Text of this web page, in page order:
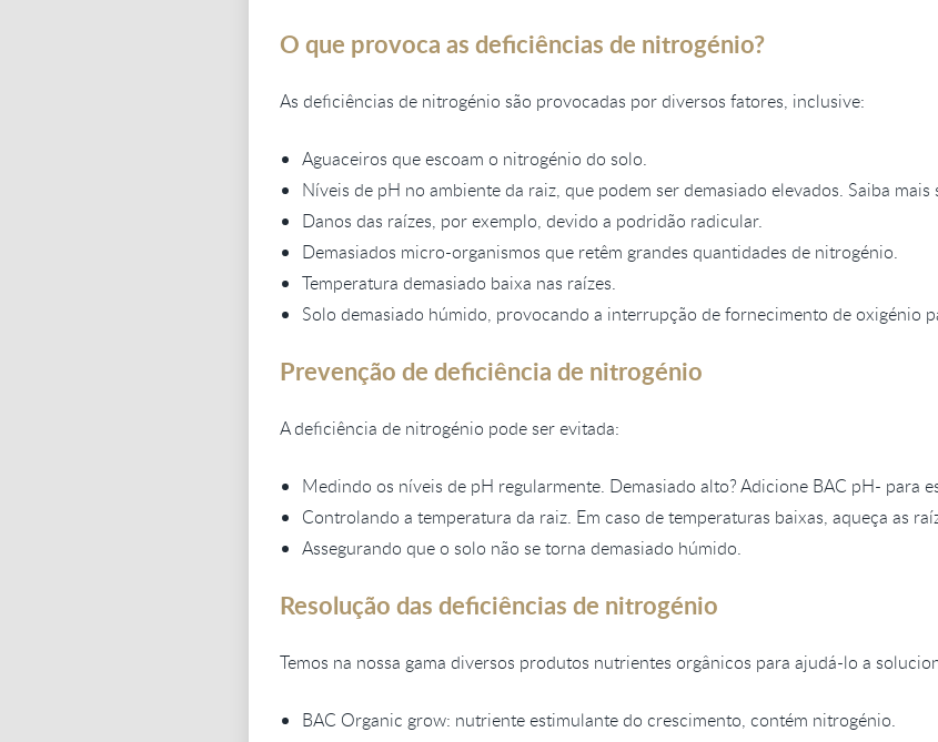
O que provoca as deficiências de nitrogénio?
As deficiências de nitrogénio são provocadas por diversos fatores, inclusive:
Aguaceiros que escoam o nitrogénio do solo.
Níveis de pH no ambiente da raiz, que podem ser demasiado elevados. Saiba
Danos das raízes, por exemplo, devido a podridão radicular.
Demasiados micro-organismos que retêm grandes quantidades de nitrogénio.
Temperatura demasiado baixa nas raízes.
Solo demasiado húmido, provocando a interrupção de fornecimento de oxigénio
Prevenção de deficiência de nitrogénio
A deficiência de nitrogénio pode ser evitada:
Medindo os níveis de pH regularmente. Demasiado alto? Adicione BAC pH- para
Controlando a temperatura da raiz. Em caso de temperaturas baixas, aqueça as
Assegurando que o solo não se torna demasiado húmido.
Resolução das deficiências de nitrogénio
Temos na nossa gama diversos produtos nutrientes orgânicos para ajudá-lo a
BAC Organic grow: nutriente estimulante do crescimento, contém nitrogénio.